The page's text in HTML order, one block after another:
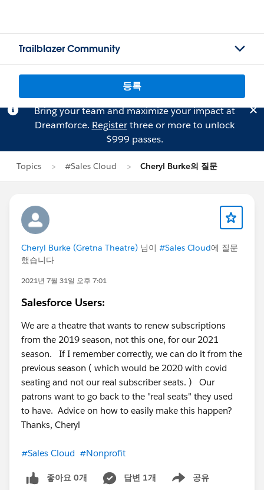
Trailblazer Community
등록
Bring your team and maximize your impact at
Dreamforce. Registerthree or more to unlock
$999 passes.
Topics #Sales Cloud Cheryl Burke의 질문
Cheryl Burke (Gretna Theatre) 님이 #Sales Cloud에 질문
했습니다
2021년 7월 31일 오후 7:01
Salesforce Users:
We are a theatre that wants to renew subscriptions
from the 2019 season, not this one, for our 2021
season. If I remember correctly, we can do it from the
previous season ( which would be 2020 with covid
seating and not our real subscriber seats. ) Our
patrons want to go back to the "real seats" they used
to have. Advice on how to easily make this happen?
Thanks, Cheryl
#Sales Cloud #Nonprofit
좋아요 0개 답변 1개 공유
Show menu